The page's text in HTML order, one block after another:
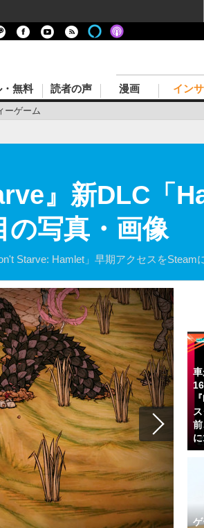
ーゲーム
・無料 読者の声 漫画 イン
』新DLC「
の写真・画像
Starve: Hamlet」早期アクセスをSteam